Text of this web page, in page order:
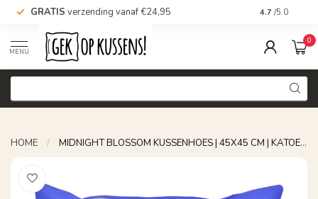
GRATIS verzending vanaf €24,95 Voor 16.00
4.7 /5.0
MENU
0
HOME / MIDNIGHT BLOSSOM KUSSENHOES | 45X45 CM | KATOEN/LINNEN